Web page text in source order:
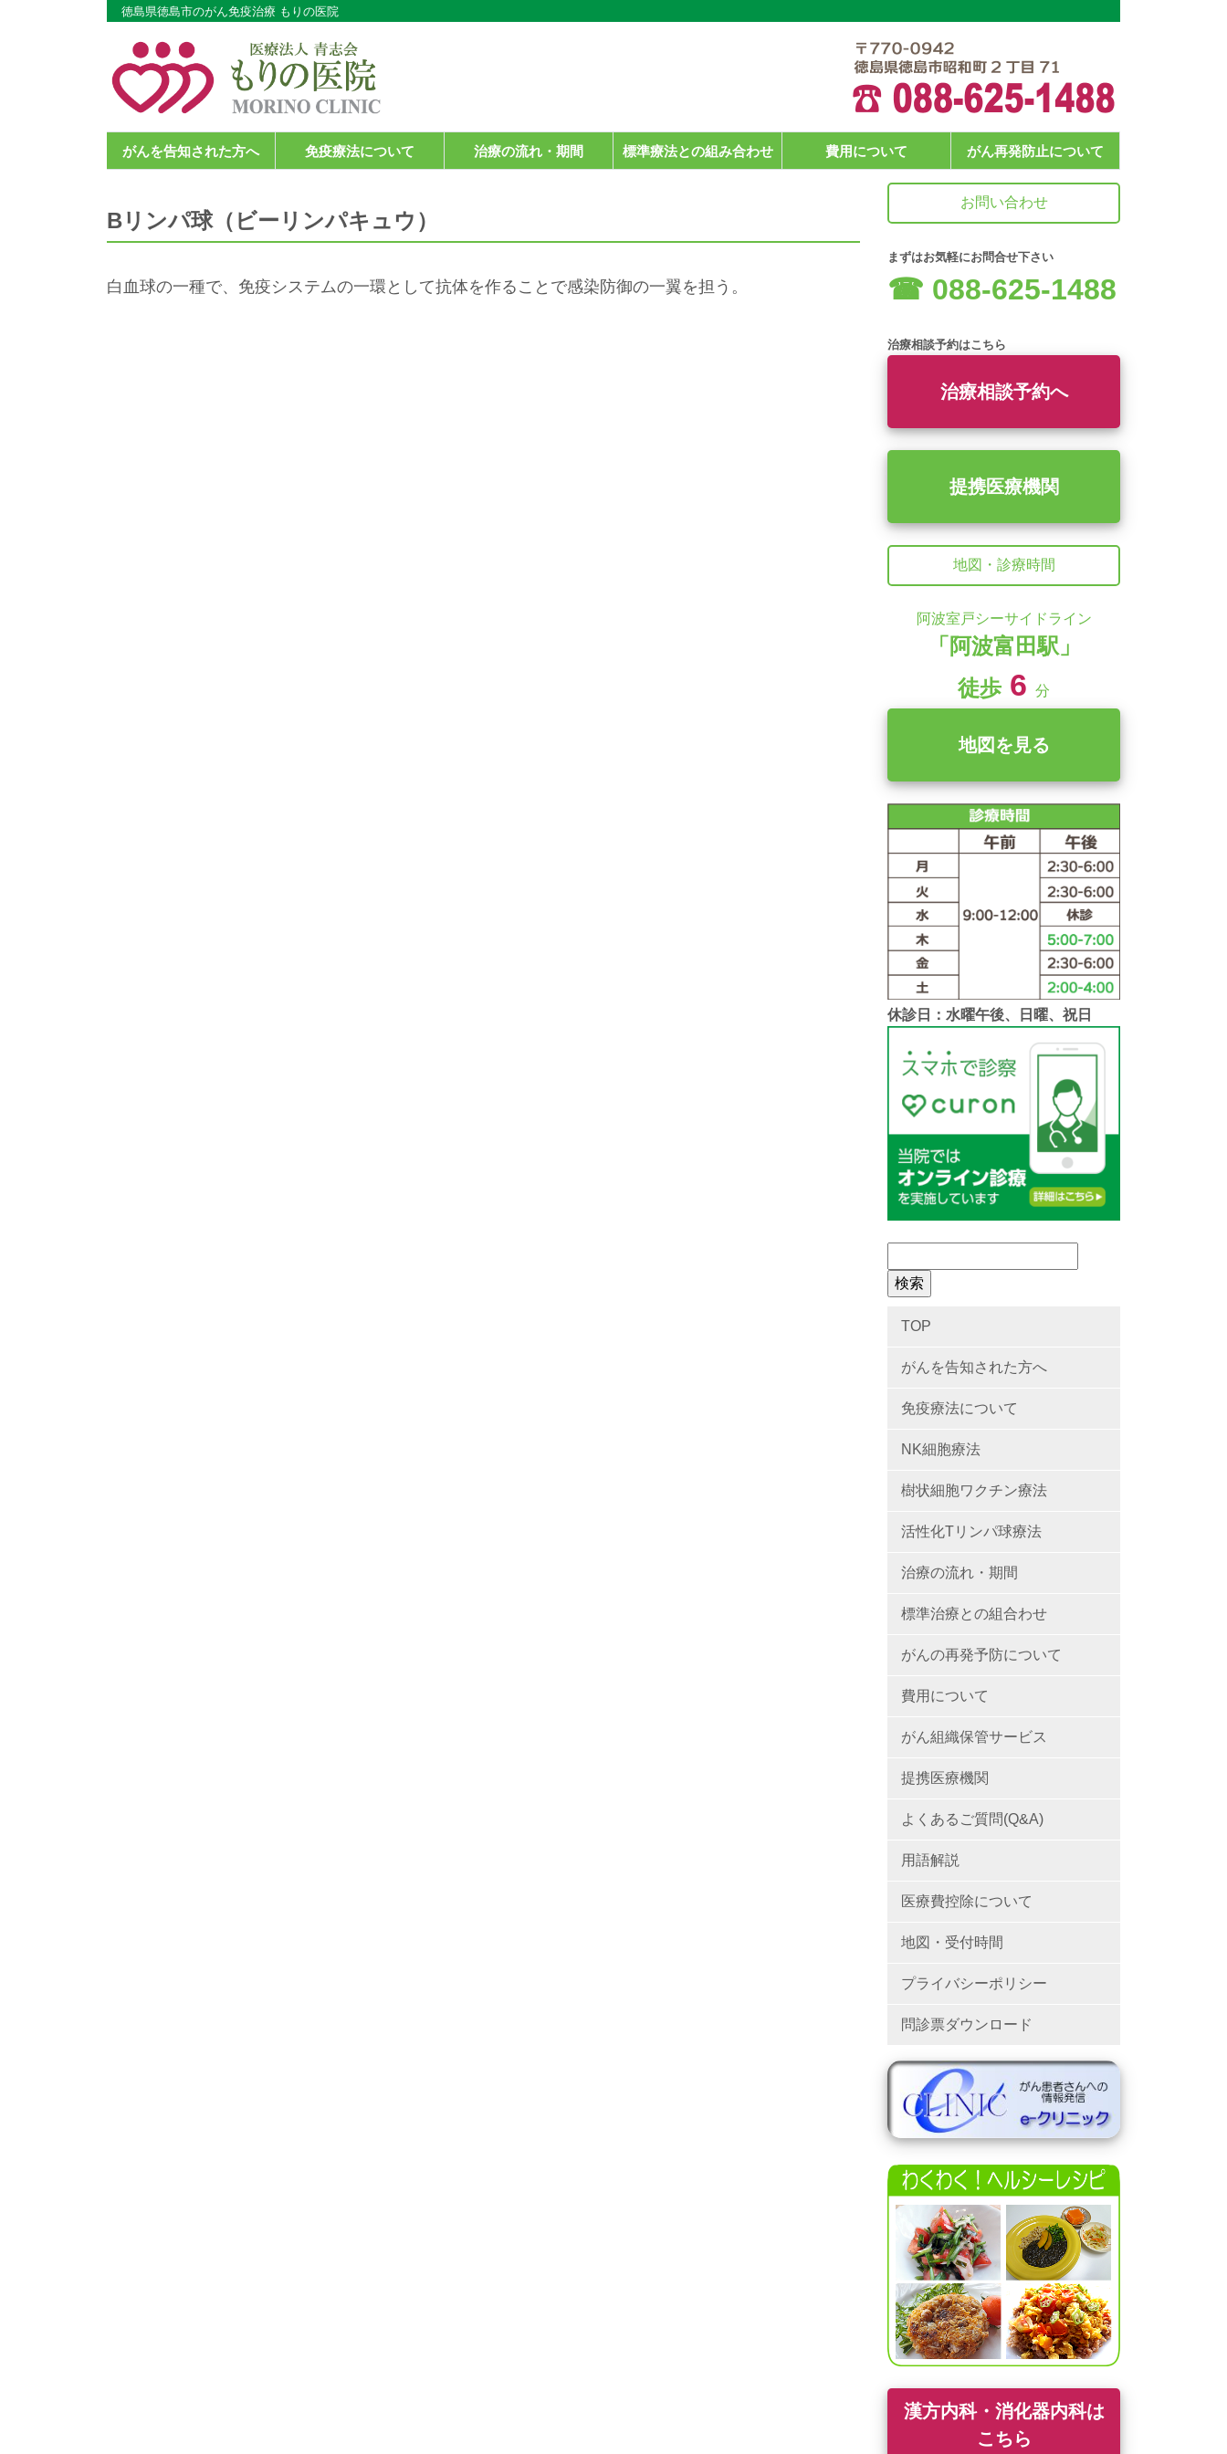
徳島県徳島市のがん免疫治療 もりの医院
がんを告知された方へ 免疫療法について 治療の流れ・期間 標準療法との組み合わせ 費用について がん再発防止について
Bリンパ球（ビーリンパキュウ）
白血球の一種で、免疫システムの一環として抗体を作ることで感染防御の一翼を担う。
お問い合わせ
まずはお気軽にお問合せ下さい
☎︎ 088-625-1488
治療相談予約はこちら
治療相談予約へ
提携医療機関
地図・診療時間
阿波室戸シーサイドライン
「阿波富田駅」
徒歩 6 分
地図を見る
休診日：水曜午後、日曜、祝日
TOP
がんを告知された方へ
免疫療法について
NK細胞療法
樹状細胞ワクチン療法
活性化Tリンパ球療法
治療の流れ・期間
標準治療との組合わせ
がんの再発予防について
費用について
がん組織保管サービス
提携医療機関
よくあるご質問(Q&A)
用語解説
医療費控除について
地図・受付時間
プライバシーポリシー
問診票ダウンロード
漢方内科・消化器内科は
こちら